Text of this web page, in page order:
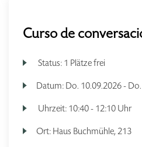
Curso de
Status: 1 Plätze frei
Datum: Do. 10.09.2026 - Do.
Uhrzeit: 10:40 - 12:10 Uhr
Ort: Haus Buchmühle, 213